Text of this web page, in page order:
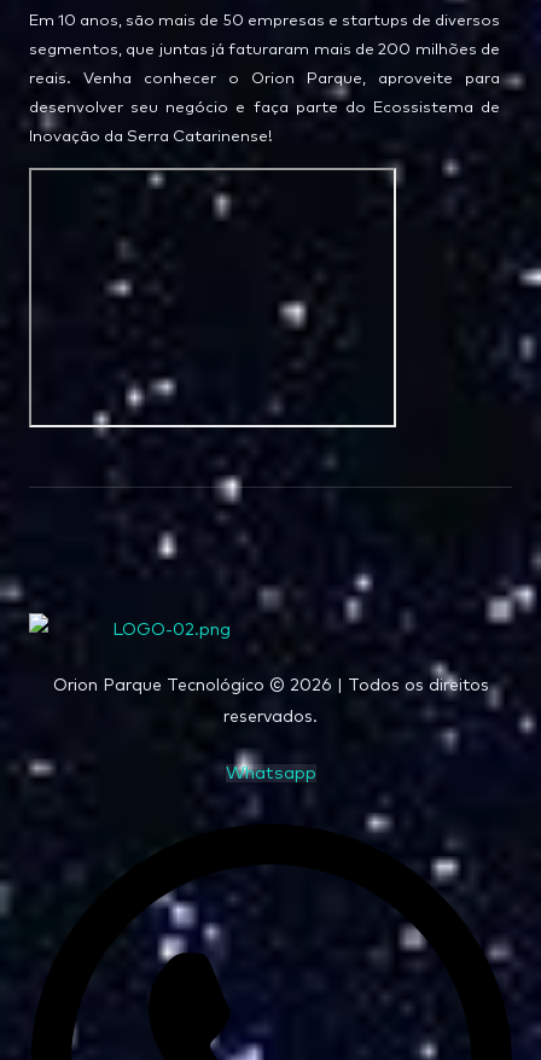
Em 10 anos, são mais de 50 empresas e startups de diversos
segmentos, que juntas já faturaram mais de 200 milhões de
reais. Venha conhecer o Orion Parque, aproveite para
desenvolver seu negócio e faça parte do Ecossistema de
Inovação da Serra Catarinense!
Orion Parque Tecnológico © 2026 | Todos os direitos
reservados.
Whatsapp